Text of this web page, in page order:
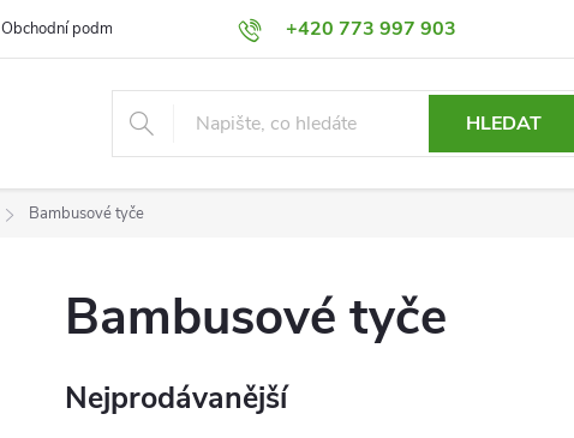
+420 773 997 903
Obchodní podmínky Výměna a Vrácení Podmínky ochrany osobních údajů
HLEDAT
Bambusové tyče
Bambusové tyče
Nejprodávanější